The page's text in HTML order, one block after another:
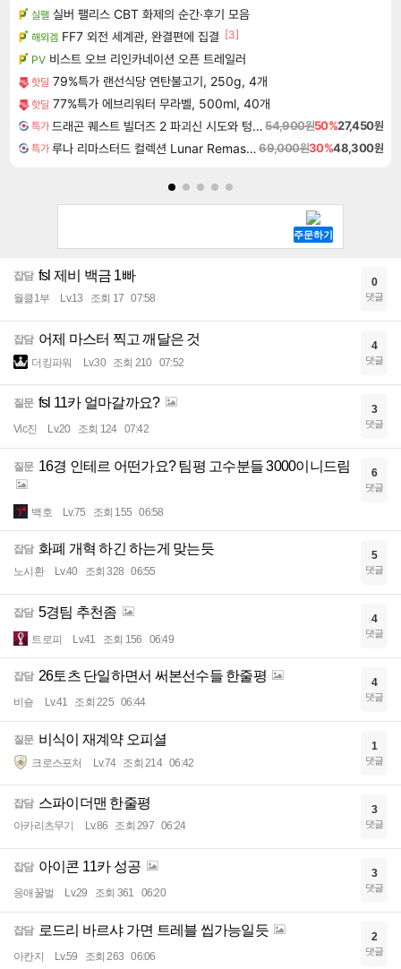
실팰 실버 팰리스 CBT 화제의 순간·후기 모음
해외겜 FF7 외전 세계관, 완결편에 집결 [3]
PV 비스트 오브 리인카네이션 오픈 트레일러
핫딜 79%특가 랜선식당 연탄불고기, 250g, 4개
핫딜 77%특가 에브리워터 무라벨, 500ml, 40개
특가 드래곤 퀘스트 빌더즈 2 파괴신 시도와 텅 빈 섬 Dragon Quest Builders 254,900원50%27,450원
특가 루나 리마스터드 컬렉션 Lunar Remastered Collection69,000원30%48,300원
잡담 fsl 제비 백금 1빠
월클1부 Lv.13 조회 17 07:58
0
댓글
잡담 어제 마스터 찍고 깨달은 것
더킹파워 Lv.30 조회 210 07:52
4
댓글
질문 fsl 11카 얼마갈까요?
Vic진 Lv.20 조회 124 07:42
3
댓글
질문 16경 인테르 어떤가요? 팀평 고수분들 3000이니드림
백호 Lv.75 조회 155 06:58
6
댓글
잡담 화폐 개혁 하긴 하는게 맞는듯
노시환 Lv.40 조회 328 06:55
5
댓글
잡담 5경팀 추천좀
트로피 Lv.41 조회 156 06:49
4
댓글
잡담 26토츠 단일하면서 써본선수들 한줄평
비숖 Lv.41 조회 225 06:44
4
댓글
질문 비식이 재계약 오피셜
크로스포처 Lv.74 조회 214 06:42
1
댓글
잡담 스파이더맨 한줄평
아카리츠무기 Lv.86 조회 297 06:24
3
댓글
잡담 아이콘 11카 성공
응애꿀벌 Lv.29 조회 361 06:20
3
댓글
잡담 로드리 바르샤 가면 트레블 씹가능일듯
아칸지 Lv.59 조회 263 06:06
2
댓글